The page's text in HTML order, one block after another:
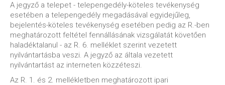
A jegyző a telepet - telepengedély-köteles tevékenység
esetében a telepengedély megadásával egyidejűleg,
bejelentés-köteles tevékenység esetében pedig az R.-ben
meghatározott feltétel fennállásának vizsgálatát követően
haladéktalanul - az R. 6. melléklet szerint vezetett
nyilvántartásba veszi. A jegyző az általa vezetett
nyilvántartást az interneten közzéteszi.
Az R. 1. és 2. mellékletben meghatározott ipari